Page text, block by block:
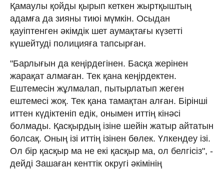
Қамаулы қойды қырып кеткен жыртқыштың
адамға да зияны тиюі мүмкін. Осыдан
қауіптенген әкімдік шет аумақтағы күзетті
күшейтуді полицияға тапсырған.
"Барлығын да кеңірдегінен. Басқа жерінен
жарақат алмаған. Тек қана кеңірдектен.
Ештемесін жұлмалап, пытырлатып жеген
ештемесі жоқ. Тек қана тамақтан алған. Бірінші
иттен күдіктеніп едік, онымен иттің кінәсі
болмады. Қасқырдың ізіне шейін жатыр айтатын
болсақ. Оның ізі иттің ізінен бөлек. Үлкендеу ізі.
Ол бір қасқыр ма не екі қасқыр ма, ол белгісіз", -
дейді Зашаған кенттік округі әкімінің